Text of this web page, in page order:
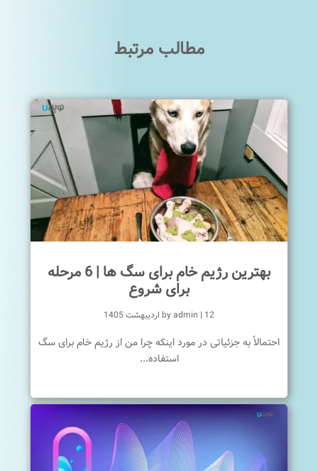
مطالب مرتبط
بهترین رژیم خام برای سگ ها | 6 مرحله
برای شروع
byadmin | 12 اردیبهشت 1405
احتمالاً به جزئیاتی در مورد اینکه چرا من از رژیم خام برای سگ
استفاده...